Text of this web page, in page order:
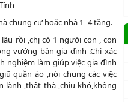
chung cư hoặc nhà 1- 4 tầng.
rồi ,chị có 1 người con , con
vướng bận gia đình .Chị xác
nghiệm làm giúp việc gia đình
quần áo ,nói chung các việc
lành ,thật thà ,chịu khó,không